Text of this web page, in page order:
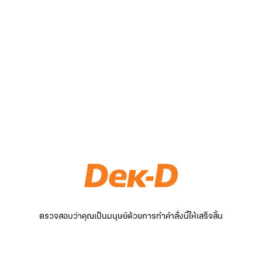
ตรวจสอบว่าคุณเป็นมนุษย์ด้วยการทำคำสั่งนี้ให้เสร็จสิ้น